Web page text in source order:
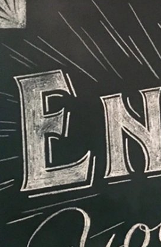
山 明日香
株式会社UZUZ / セールス